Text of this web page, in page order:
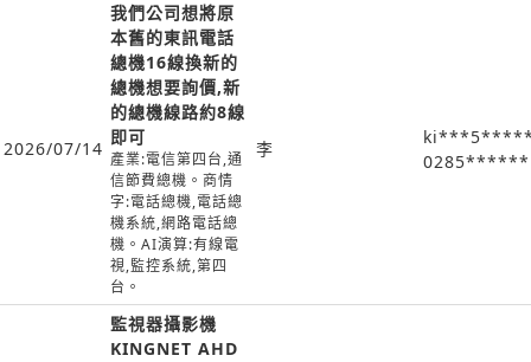
2026/07/14
我們公司想將原
本舊的東訊電話
總機16線換新的
總機想要詢價,新
的總機線路約8線
即可
產業:電信第四台,通
信節費總機。商情
字:電話總機,電話總
機系統,網路電話總
機。AI演算:有線電
視,監控系統,第四
台。
李
0285******
監視器攝影機
KINGNET AHD